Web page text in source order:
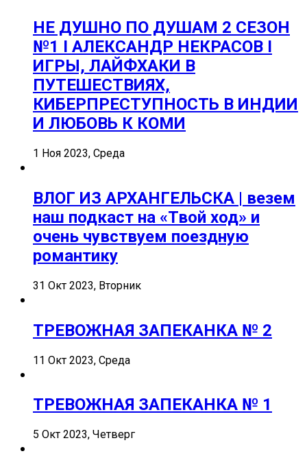
НЕ ДУШНО ПО ДУШАМ 2 СЕЗОН
№1 I АЛЕКСАНДР НЕКРАСОВ I
ИГРЫ, ЛАЙФХАКИ В
ПУТЕШЕСТВИЯХ,
КИБЕРПРЕСТУПНОСТЬ В ИНДИИ
И ЛЮБОВЬ К КОМИ
1 Ноя 2023, Среда
ВЛОГ ИЗ АРХАНГЕЛЬСКА | везем
наш подкаст на «Твой ход» и
очень чувствуем поездную
романтику
31 Окт 2023, Вторник
ТРЕВОЖНАЯ ЗАПЕКАНКА № 2
11 Окт 2023, Среда
ТРЕВОЖНАЯ ЗАПЕКАНКА № 1
5 Окт 2023, Четверг